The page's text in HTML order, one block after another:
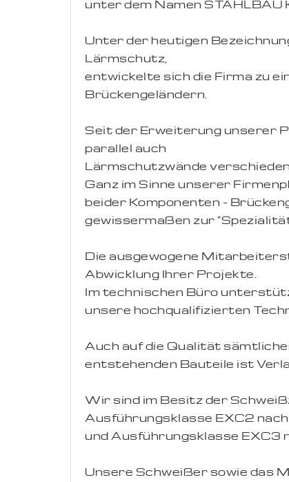
unter dem Namen STAHLBAU
Unter der heutigen
Lärmschutz,
entwickelte sich die Firma zu
Brückengeländern.
Seit der Erweiterung unserer
parallel auch
Lärmschutzwände
Ganz im Sinne unserer
beider Komponenten -
gewissermaßen zur
Die ausgewogene
Abwicklung Ihrer Projekte.
Im technischen Büro
unsere hochqualifizierten
Auch auf die Qualität
entstehenden Bauteile ist
Wir sind im Besitz der
Ausführungsklasse EXC2
und Ausführungsklasse EXC3
Unsere Schweißer sowie das